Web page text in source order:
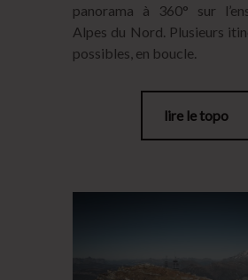
panorama à 360° sur
Alpes du Nord. Plusieurs
possibles, en boucle.
lire le topo